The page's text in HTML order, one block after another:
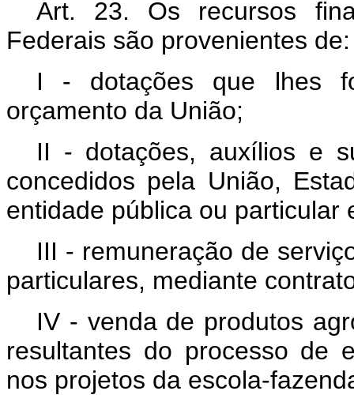
Art. 23. Os recursos
Federais são provenientes de:
I - dotações que lhes
orçamento da União;
II - dotações, auxílios e
concedidos pela União,
entidade pública ou particular
III - remuneração de
particulares, mediante
IV - venda de produtos
resultantes do processo de
nos projetos da escola-